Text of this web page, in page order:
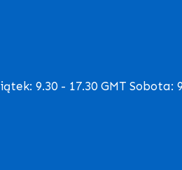
9.30 - 17.30 GMT Sobota: